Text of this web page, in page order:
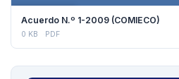
Acuerdo N.º 1-2009 (COMIECO)
0 KB PDF